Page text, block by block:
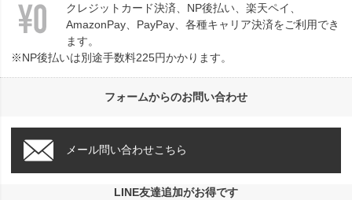
クレジットカード決済、NP後払い、楽天ペイ、
AmazonPay、PayPay、各種キャリア決済をご利用でき
ます。
※NP後払いは別途手数料225円かかります。
フォームからのお問い合わせ
メール問い合わせこちら
LINE友達追加がお得です